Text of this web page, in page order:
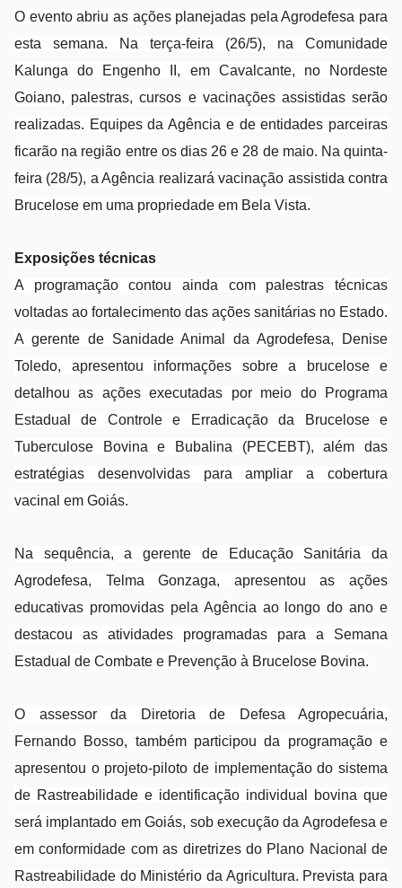
O evento abriu as ações planejadas pela Agrodefesa para
esta semana. Na terça-feira (26/5), na Comunidade
Kalunga do Engenho II, em Cavalcante, no Nordeste
Goiano, palestras, cursos e vacinações assistidas serão
realizadas. Equipes da Agência e de entidades parceiras
ficarão na região entre os dias 26 e 28 de maio. Na quinta-
feira (28/5), a Agência realizará vacinação assistida contra
Brucelose em uma propriedade em Bela Vista.
Exposições técnicas
A programação contou ainda com palestras técnicas
voltadas ao fortalecimento das ações sanitárias no Estado.
A gerente de Sanidade Animal da Agrodefesa, Denise
Toledo, apresentou informações sobre a brucelose e
detalhou as ações executadas por meio do Programa
Estadual de Controle e Erradicação da Brucelose e
Tuberculose Bovina e Bubalina (PECEBT), além das
estratégias desenvolvidas para ampliar a cobertura
vacinal em Goiás.
Na sequência, a gerente de Educação Sanitária da
Agrodefesa, Telma Gonzaga, apresentou as ações
educativas promovidas pela Agência ao longo do ano e
destacou as atividades programadas para a Semana
Estadual de Combate e Prevenção à Brucelose Bovina.
O assessor da Diretoria de Defesa Agropecuária,
Fernando Bosso, também participou da programação e
apresentou o projeto-piloto de implementação do sistema
de Rastreabilidade e identificação individual bovina que
será implantado em Goiás, sob execução da Agrodefesa e
em conformidade com as diretrizes do Plano Nacional de
Rastreabilidade do Ministério da Agricultura. Prevista para